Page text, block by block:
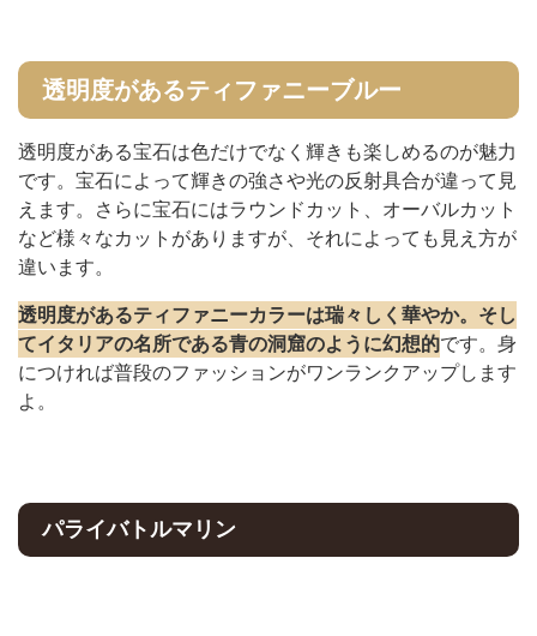
透明度があるティファニーブルー
透明度がある宝石は色だけでなく輝きも楽しめるのが魅力
です。宝石によって輝きの強さや光の反射具合が違って見
えます。さらに宝石にはラウンドカット、オーバルカット
など様々なカットがありますが、それによっても見え方が
違います。
透明度があるティファニーカラーは瑞々しく華やか。そし
てイタリアの名所である青の洞窟のように幻想的です。身
につければ普段のファッションがワンランクアップします
よ。
パライバトルマリン